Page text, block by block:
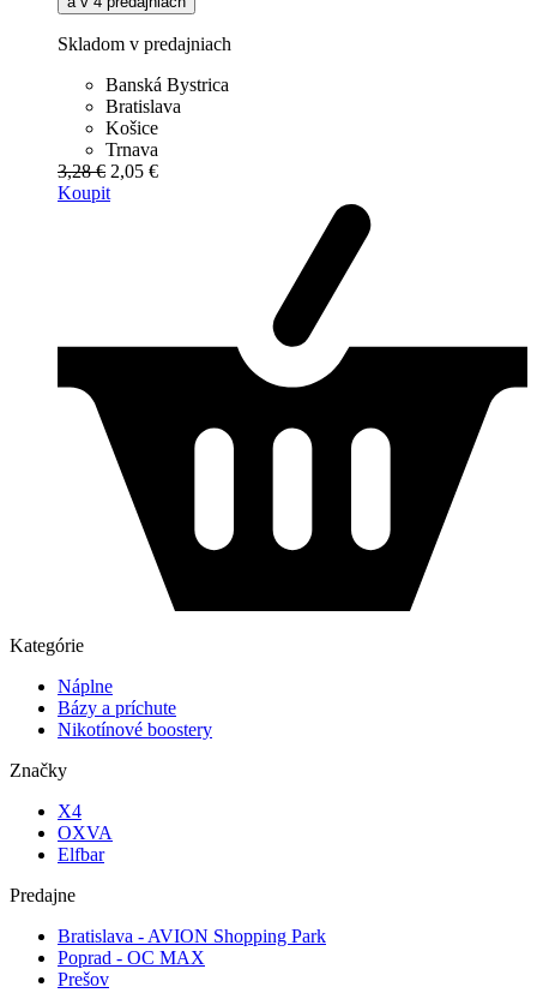
Skladom v predajniach
Banská Bystrica
Bratislava
Košice
Trnava
3,28 € 2,05 €
Koupit
Kategórie
Náplne
Bázy a príchute
Nikotínové boostery
Značky
X4
OXVA
Elfbar
Predajne
Bratislava - AVION Shopping Park
Poprad - OC MAX
Prešov